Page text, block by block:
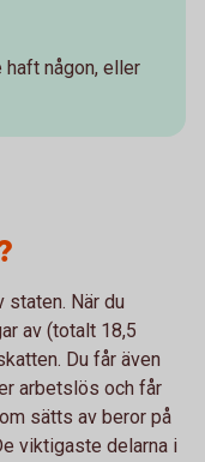
haft någon, eller
staten. När du
av (totalt 18,5
Du får även
arbetslös och får
sätts av beror på
viktigaste delarna i